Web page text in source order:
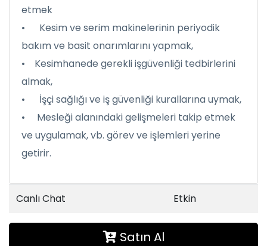
etmek
• Kesim ve serim makinelerinin periyodik
bakım ve basit onarımlarını yapmak,
• Kesimhanede gerekli işgüvenliği tedbirlerini
almak,
• İşçi sağlığı ve iş güvenliği kurallarına uymak,
• Mesleği alanındaki gelişmeleri takip etmek
ve uygulamak, vb. görev ve işlemleri yerine
getirir.
Canlı Chat Etkin
Satın Al